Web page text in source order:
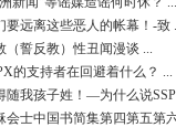
要远离这些恶人的帐幕！-致
（誓反教）性丑闻漫谈 ...
的支持者在回避着什么？ ...
随我孩子姓！—为什么说
会士中国书简集第四第五第